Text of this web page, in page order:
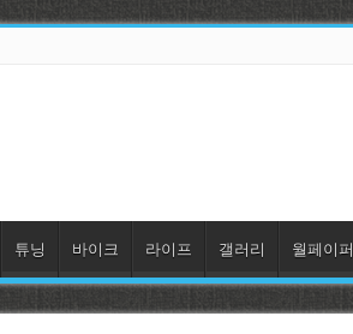
튜닝 바이크 라이프 갤러리 월페이퍼